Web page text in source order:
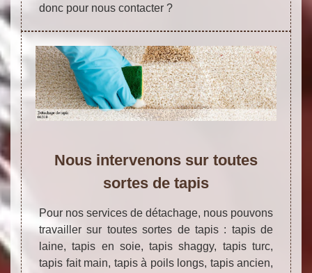
donc pour nous contacter ?
Nous intervenons sur toutes
sortes de tapis
Pour nos services de détachage, nous pouvons
travailler sur toutes sortes de tapis : tapis de
laine, tapis en soie, tapis shaggy, tapis turc,
tapis fait main, tapis à poils longs, tapis ancien,